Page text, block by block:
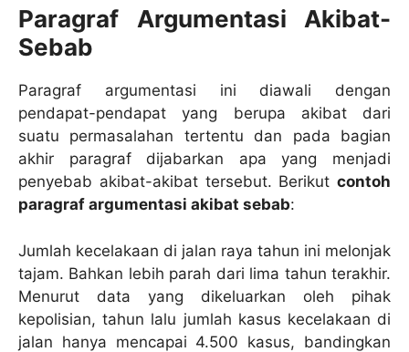
Paragraf Argumentasi Akibat-
Sebab
Paragraf argumentasi ini diawali dengan
pendapat-pendapat yang berupa akibat dari
suatu permasalahan tertentu dan pada bagian
akhir paragraf dijabarkan apa yang menjadi
penyebab akibat-akibat tersebut. Berikut contoh
paragraf argumentasi akibat sebab:
Jumlah kecelakaan di jalan raya tahun ini melonjak
tajam. Bahkan lebih parah dari lima tahun terakhir.
Menurut data yang dikeluarkan oleh pihak
kepolisian, tahun lalu jumlah kasus kecelakaan di
jalan hanya mencapai 4.500 kasus, bandingkan